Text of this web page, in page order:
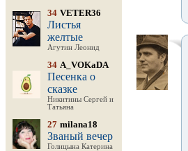
34 VETER36
Листья
желтые
Агутин Леонид
34 A_VOKaDA
Песенка о
сказке
Никитины Сергей и
Татьяна
27 milana18
Званый вечер
Голицына Катерина